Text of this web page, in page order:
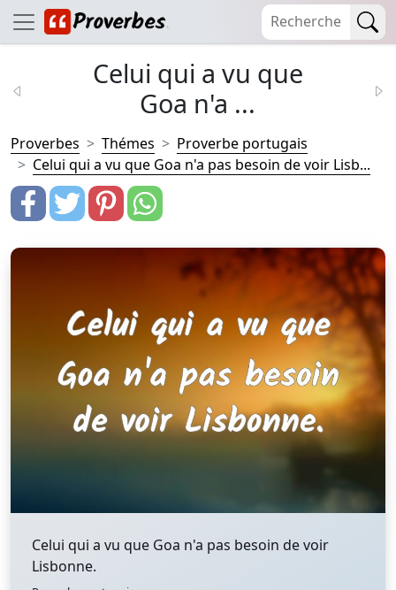
Celui qui a vu que
Goa n'a ...
Proverbes Thémes
Proverbe portugais
Celui qui a vu que Goa n'a pas besoin de voir Lisb...
Celui qui a vu que Goa n'a pas besoin de voir
Lisbonne.